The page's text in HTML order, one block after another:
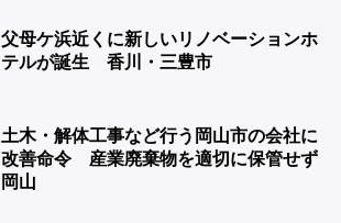
父母ケ浜近くに新しいリノベーションホ
テルが誕生 香川・三豊市
土木・解体工事など行う岡山市の会社に
改善命令 産業廃棄物を適切に保管せず
岡山